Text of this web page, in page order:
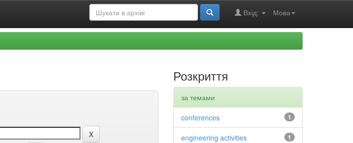
Мова
Вхід:
Розкриття
за темами
1
conferences
1
engineering activities